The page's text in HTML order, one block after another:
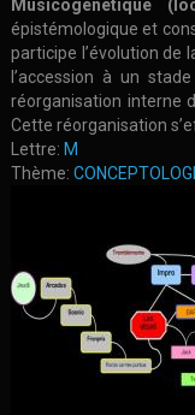
Musicogénétique
épistémologique et
participe l’évolution de
l’accession à un
réorganisation interne
Cette réorganisation
Lettre: M
Thème: